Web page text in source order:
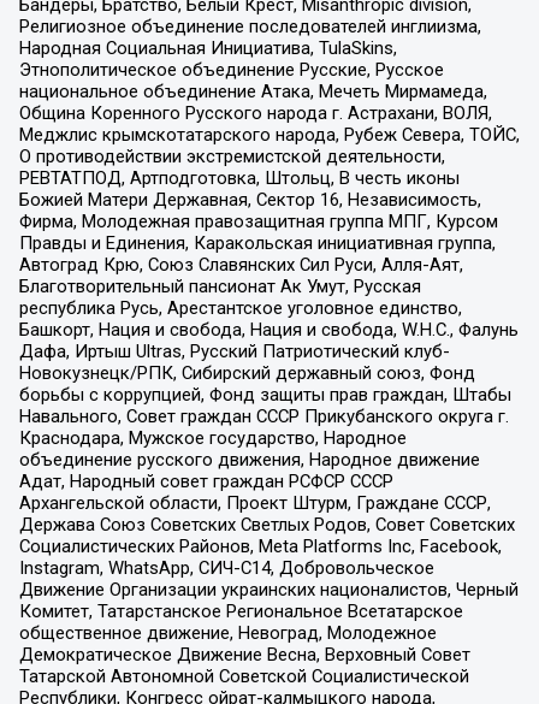
Религиозное объединение последователей инглиизма,
Народная Социальная Инициатива, TulaSkins,
Этнополитическое объединение Русские, Русское
национальное объединение Атака, Мечеть Мирмамеда,
Община Коренного Русского народа г. Астрахани, ВОЛЯ,
Меджлис крымскотатарского народа, Рубеж Севера, ТОЙС,
О противодействии экстремистской деятельности,
РЕВТАТПОД, Артподготовка, Штольц, В честь иконы
Божией Матери Державная, Сектор 16, Независимость,
Фирма, Молодежная правозащитная группа МПГ, Курсом
Правды и Единения, Каракольская инициативная группа,
Автоград Крю, Союз Славянских Сил Руси, Алля-Аят,
Благотворительный пансионат Ак Умут, Русская
республика Русь, Арестантское уголовное единство,
Башкорт, Нация и свобода, Нация и свобода, W.H.С., Фалунь
Дафа, Иртыш Ultras, Русский Патриотический клуб-
Новокузнецк/РПК, Сибирский державный союз, Фонд
борьбы с коррупцией, Фонд защиты прав граждан, Штабы
Навального, Совет граждан СССР Прикубанского округа г.
Краснодара, Мужское государство, Народное
объединение русского движения, Народное движение
Адат, Народный совет граждан РСФСР СССР
Архангельской области, Проект Штурм, Граждане СССР,
Держава Союз Советских Светлых Родов, Совет Советских
Социалистических Районов, Meta Platforms Inc, Facebook,
Instagram, WhatsApp, СИЧ-С14, Добровольческое
Движение Организации украинских националистов, Черный
Комитет, Татарстанское Региональное Всетатарское
общественное движение, Невоград, Молодежное
Демократическое Движение Весна, Верховный Совет
Татарской Автономной Советской Социалистической
Республики, Конгресс ойрат-калмыцкого народа,